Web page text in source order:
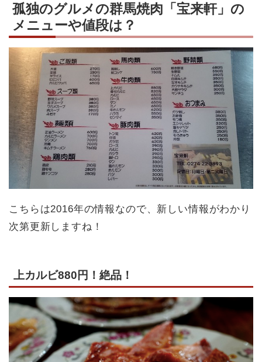
孤独のグルメの群馬焼肉「宝来軒」の
メニューや値段は？
こちらは2016年の情報なので、新しい情報がわかり
次第更新しますね！
上カルビ880円！絶品！